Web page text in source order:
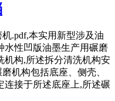
.pdf,本实用新型涉及油
水性凹版油墨生产用碾磨
机构,所述拆分清洗机构安
机构包括底座、侧壳、
连接于所述底座上,所述碾